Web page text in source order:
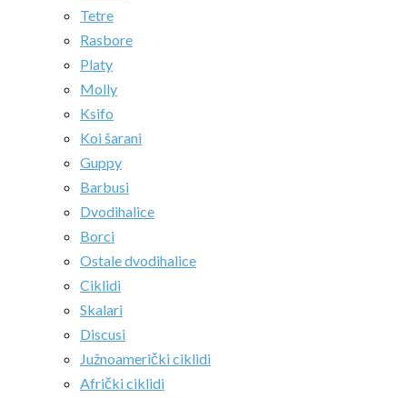
Tetre
Rasbore
Platy
Molly
Ksifo
Koi šarani
Guppy
Barbusi
Dvodihalice
Borci
Ostale dvodihalice
Ciklidi
Skalari
Discusi
Južnoamerički ciklidi
Afrički ciklidi